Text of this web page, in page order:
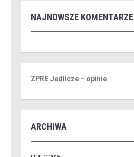
NAJNOWSZE KOMENTARZE
ZPRE Jedlicze – opinie
ARCHIWA